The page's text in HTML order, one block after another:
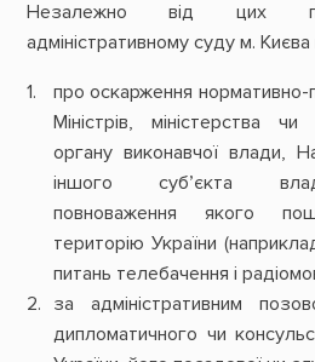
Незалежно від цих
адміністративному суду м. Києва
про оскарження нормативно-
Міністрів, міністерства
органу виконавчої влади,
іншого суб’єкта
повноваження якого
територію України
питань телебачення і
за адміністративним
дипломатичного чи